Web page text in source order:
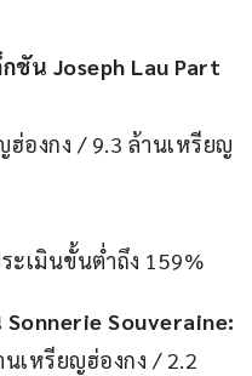
ชัน Joseph Lau Part
ฮ่องกง / 9.3 ล้านเหรียญ
ะเมินขั้นต่ำถึง 159%
Souveraine:
นเหรียญฮ่องกง / 2.2